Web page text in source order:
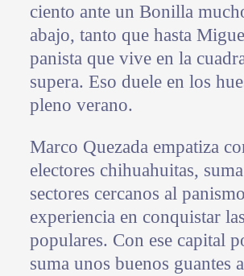
ciento ante un Bonilla
abajo, tanto que hasta
panista que vive en la
supera. Eso duele en los
pleno verano.
Marco Quezada empatiza
electores chihuahuitas,
sectores cercanos al
experiencia en conquistar
populares. Con ese capital
suma unos buenos guantes